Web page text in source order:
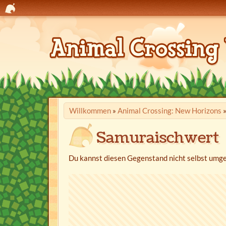
Willkommen» Animal Crossing: New Horizons
Samuraischwert
Du kannst diesen Gegenstand nicht selbst